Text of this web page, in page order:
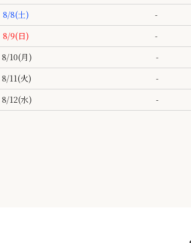
8/8(土)
-
8/9(日)
-
8/10(月)
-
8/11(火)
-
8/12(水) -